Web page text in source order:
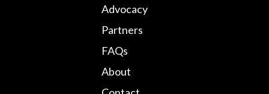
Advocacy
Partners
FAQs
About